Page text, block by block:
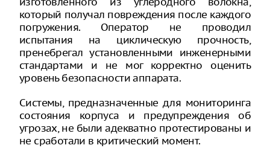
который получал повреждения после каждого
погружения. Оператор не проводил
испытания на циклическую прочность,
пренебрегал установленными инженерными
стандартами и не мог корректно оценить
уровень безопасности аппарата.
Системы, предназначенные для мониторинга
состояния корпуса и предупреждения об
угрозах, не были адекватно протестированы и
не сработали в критический момент.